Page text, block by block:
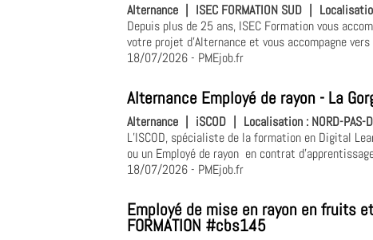
Alternance | ISEC FORMATION SUD |
Depuis plus de 25 ans, ISEC Formation vous
votre projet d'Alternance et vous accompagne
18/07/2026- PMEjob.fr
Alternance Employé de rayon - La
Alternance iSCOD Localisation : NORD-PAS-
L’ISCOD, spécialiste de la formation en Digital
ou un Employé de rayon en contrat
18/07/2026- PMEjob.fr
Employé de mise en rayon en fruits
FORMATION #cbs145